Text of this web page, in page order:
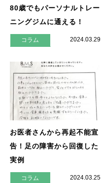
80歳でもパーソナルトレー
ニングジムに通える！
コラム 2024.03.29
お医者さんから再起不能宣
告！足の障害から回復した
実例
コラム 2024.03.25